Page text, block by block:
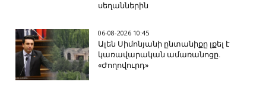
սեղաններին
06-08-2026 10:45
Ալեն Սիմոնյանի ընտանիքը լքել է
կառավարական ամառանոցը.
«Ժողովուրդ»